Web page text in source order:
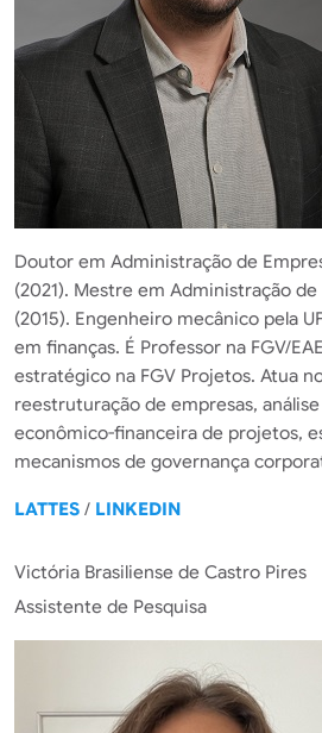
Doutor em Administração de
(2021). Mestre em Administração de
(2015). Engenheiro mecânico pela
em finanças. É Professor na FGV/
estratégico na FGV Projetos. Atua
reestruturação de empresas,
econômico-financeira de projetos,
mecanismos de governança
LATTES / LINKEDIN
Victória Brasiliense de Castro Pires
Assistente de Pesquisa